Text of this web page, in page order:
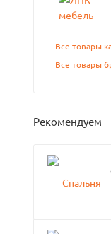
Все товары
Все товары
Рекомендуем